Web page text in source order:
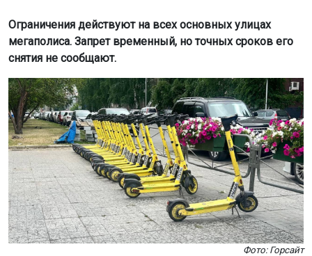
Ограничения действуют на всех основных улицах
мегаполиса. Запрет временный, но точных сроков его
снятия не сообщают.
Фото: Горсайт